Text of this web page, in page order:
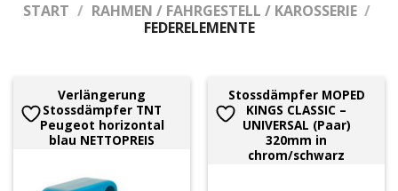
START / RAHMEN / FAHRGESTELL / KAROSSERIE /
FEDERELEMENTE
Verlängerung
Stossdämpfer TNT
Peugeot horizontal
blau NETTOPREIS
Stossdämpfer MOPED
KINGS CLASSIC –
UNIVERSAL (Paar)
320mm in
chrom/schwarz